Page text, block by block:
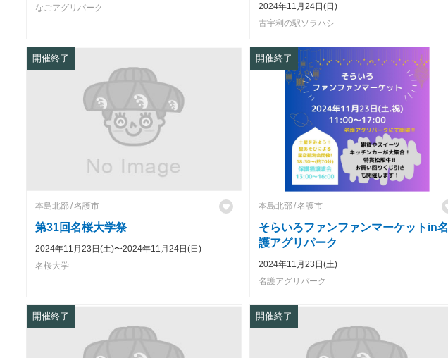
なごアグリパーク
2024年11月24日(日)
古宇利の駅ソラハシ
開催終了
本島北部 名護市
第31回名桜大学祭
2024年11月23日(土)〜2024年11月24日(日)
名桜大学
開催終了
本島北部 名護市
そらいろファンファンマーケットin名
護アグリパーク
2024年11月23日(土)
名護アグリパーク
開催終了 開催終了